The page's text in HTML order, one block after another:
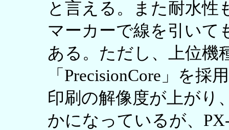
と言える。また耐水性
マーカーで線を引いて
ある。ただし、上位機
「PrecisionCore」を
印刷の解像度が上がり
かになっているが、